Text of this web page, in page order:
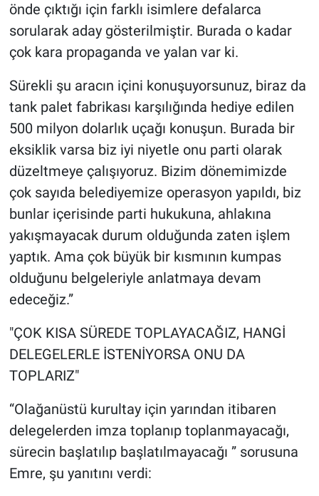
önde çıktığı için farklı isimlere defalarca
sorularak aday gösterilmiştir. Burada o kadar
çok kara propaganda ve yalan var ki.
Sürekli şu aracın içini konuşuyorsunuz, biraz da
tank palet fabrikası karşılığında hediye edilen
500 milyon dolarlık uçağı konuşun. Burada bir
eksiklik varsa biz iyi niyetle onu parti olarak
düzeltmeye çalışıyoruz. Bizim dönemimizde
çok sayıda belediyemize operasyon yapıldı, biz
bunlar içerisinde parti hukukuna, ahlakına
yakışmayacak durum olduğunda zaten işlem
yaptık. Ama çok büyük bir kısmının kumpas
olduğunu belgeleriyle anlatmaya devam
edeceğiz.”
"ÇOK KISA SÜREDE TOPLAYACAĞIZ, HANGİ
DELEGELERLE İSTENİYORSA ONU DA
TOPLARIZ"
“Olağanüstü kurultay için yarından itibaren
delegelerden imza toplanıp toplanmayacağı,
sürecin başlatılıp başlatılmayacağı ” sorusuna
Emre, şu yanıtını verdi: